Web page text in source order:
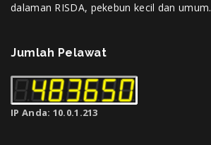
dalaman RISDA, pekebun kecil dan umum.
Jumlah Pelawat
IP Anda: 10.0.1.213